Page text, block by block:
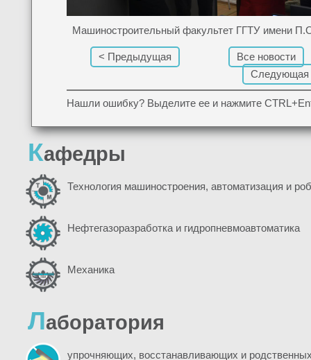
Машиностроительный факультет ГГТУ имени
< Предыдущая
Все новости
Следующая
Нашли ошибку? Выделите ее и нажмите
Кафедры
Технология машиностроения, автоматизация и
Нефтегазоразработка и гидропневмоавтоматика
Механика
Лаборатория
упрочняющих, восстанавливающих и